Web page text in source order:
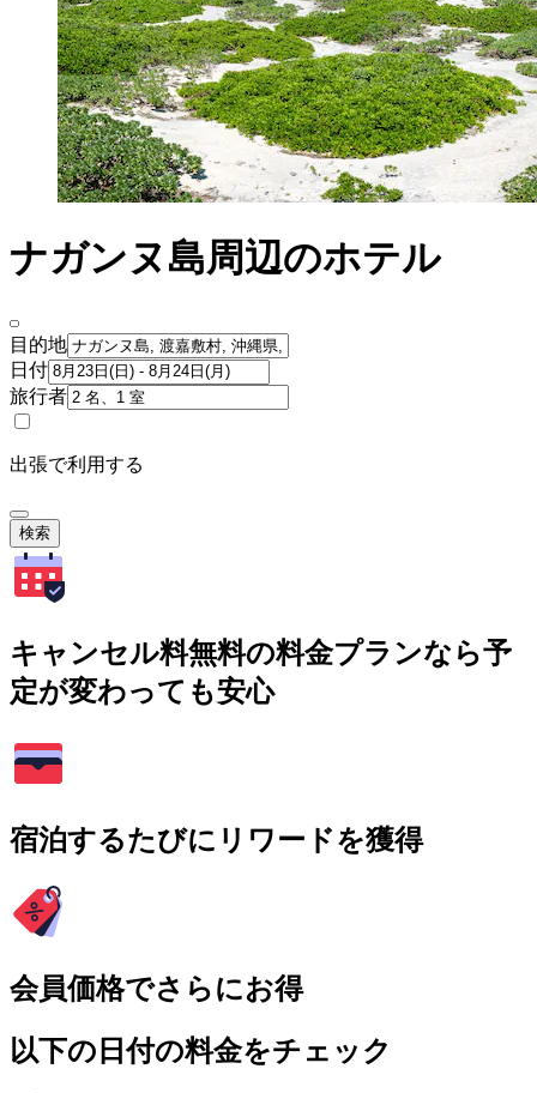
ナガンヌ島周辺のホテル
目的地
日付
旅行者
出張で利用する
検索
キャンセル料無料の料金プランなら予
定が変わっても安心
宿泊するたびにリワードを獲得
会員価格でさらにお得
以下の日付の料金をチェック